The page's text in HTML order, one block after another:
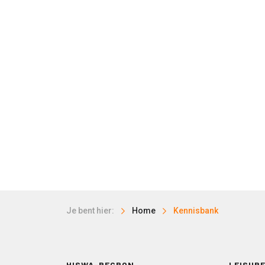
Je bent hier: Home Kennisbank